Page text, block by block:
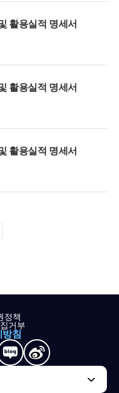
활용실적 명세서
활용실적 명세서
활용실적 명세서
정책
거부
방침